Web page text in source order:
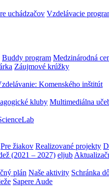
uchádzačov Vzdelávacie
Buddy program Medzinárodná
Záujmové krúžky
Komenského inštitút
kluby Multimediálna
Pre žiakov Realizované projekty
(2021 – 2027) eljub
plán Naše aktivity Schránka
Sapere Aude